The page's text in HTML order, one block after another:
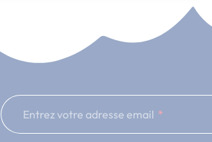
Entrez votre adresse email